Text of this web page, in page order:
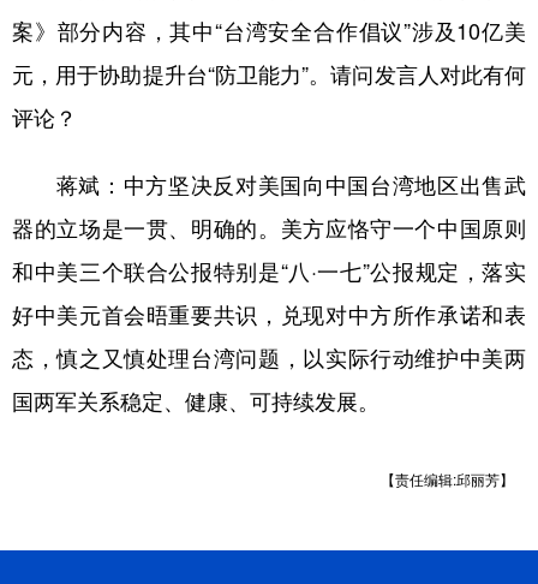
食品 人居 信息化 数字经济
学术中国 乡村振兴 银龄 溯源中国
彩票 娱乐 时尚 悦读
公益 一带一路 亚太网 上市公司
江苏
案》部分内容，其中“台湾安全合作倡议”涉及10亿美
元，用于协助提升台“防卫能力”。请问发言人对此有何
评论？
蒋斌：中方坚决反对美国向中国台湾地区出售武
器的立场是一贯、明确的。美方应恪守一个中国原则
和中美三个联合公报特别是“八·一七”公报规定，落实
好中美元首会晤重要共识，兑现对中方所作承诺和表
态，慎之又慎处理台湾问题，以实际行动维护中美两
国两军关系稳定、健康、可持续发展。
【责任编辑:邱丽芳】